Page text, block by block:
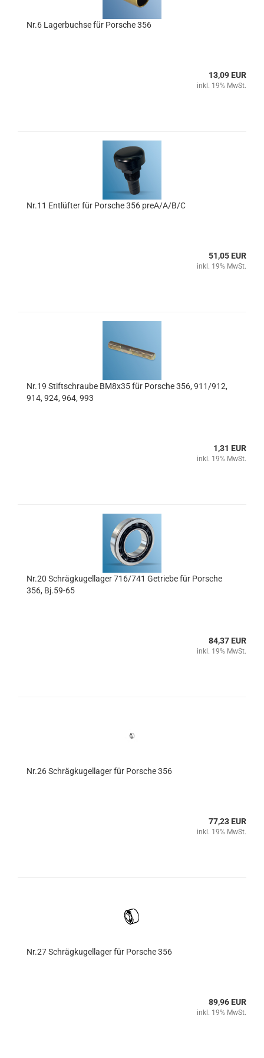
Nr.6 Lagerbuchse für Porsche 356
13,09 EUR
inkl. 19% MwSt.
Nr.11 Entlüfter für Porsche 356 preA/A/B/C
51,05 EUR
inkl. 19% MwSt.
Nr.19 Stiftschraube BM8x35 für Porsche 356, 911/912,
914, 924, 964, 993
1,31 EUR
inkl. 19% MwSt.
Nr.20 Schrägkugellager 716/741 Getriebe für Porsche
356, Bj.59-65
84,37 EUR
inkl. 19% MwSt.
Nr.26 Schrägkugellager für Porsche 356
77,23 EUR
inkl. 19% MwSt.
Nr.27 Schrägkugellager für Porsche 356
89,96 EUR
inkl. 19% MwSt.